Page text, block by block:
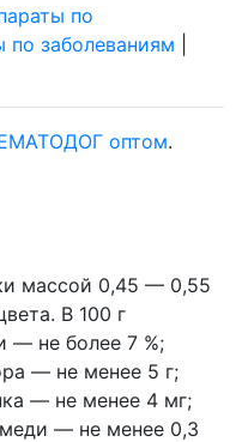
по
по заболеваниям
оптом.
массой 0,45 — 0,55
В 100 г
— не более 7 %;
— не менее 5 г;
— не менее 4 мг;
— не менее 0,3